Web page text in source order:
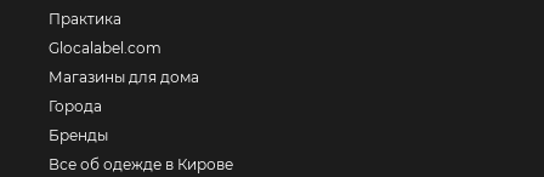
Практика
Glocalabel.com
Магазины для дома
Города
Бренды
Все об одежде в Кирове